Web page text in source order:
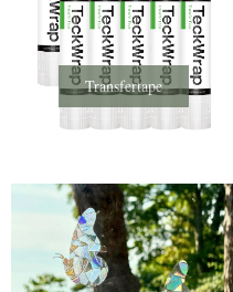
Transfertape